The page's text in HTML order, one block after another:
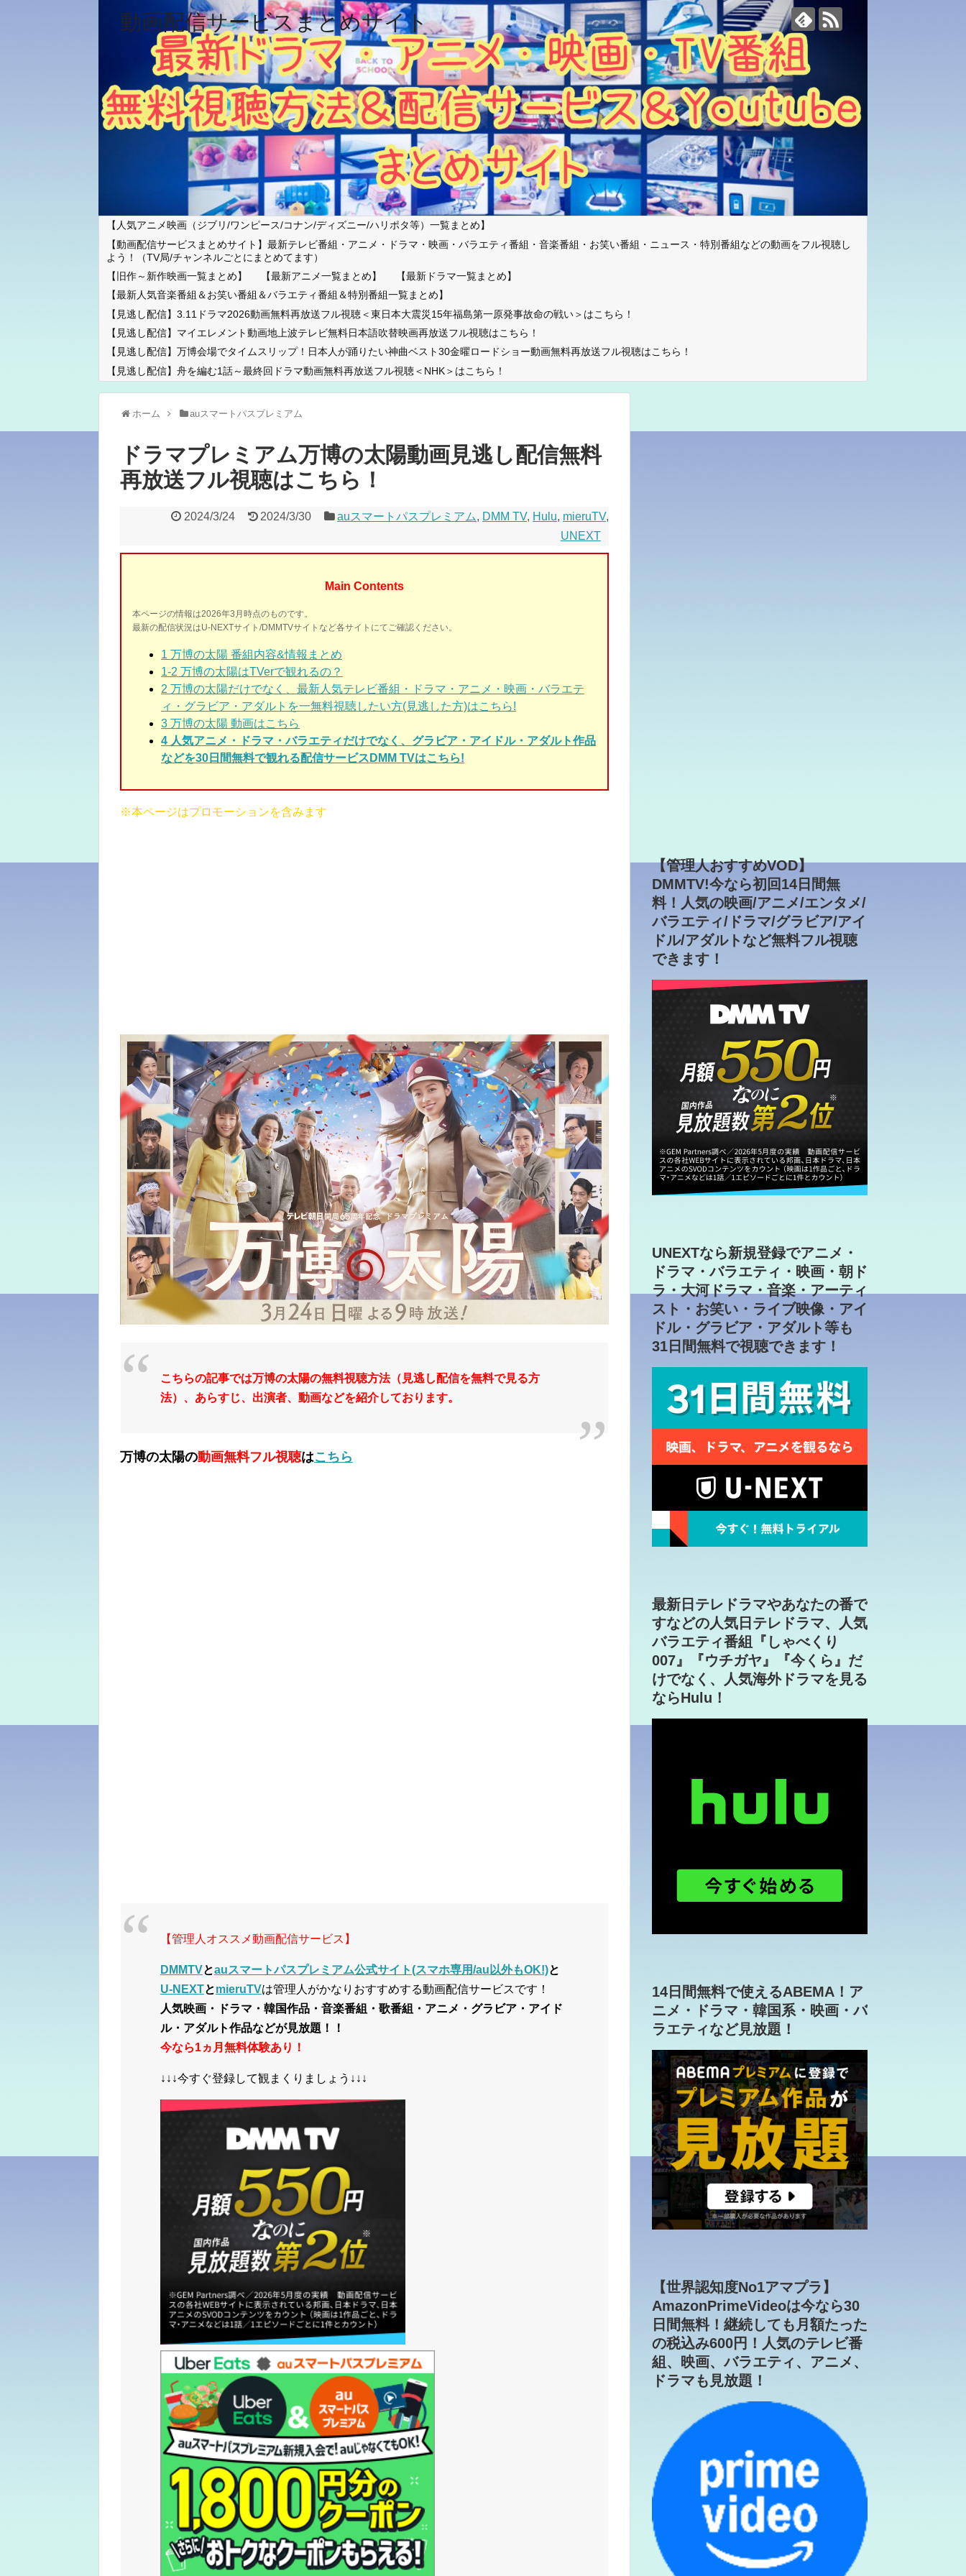
動画配信サービスまとめサイト
【人気アニメ映画（ジブリ/ワンピース/コナン/ディズニー/ハリポタ等）一覧まとめ】
【動画配信サービスまとめサイト】最新テレビ番組・アニメ・ドラマ・映画・バラエティ番組・音楽番組・お笑い番組・ニュース・特別番組などの動画をフル視聴し
よう！（TV局/チャンネルごとにまとめてます）
【旧作～新作映画一覧まとめ】
【最新アニメ一覧まとめ】
【最新ドラマ一覧まとめ】
【最新人気音楽番組＆お笑い番組＆バラエティ番組＆特別番組一覧まとめ】
【見逃し配信】3.11ドラマ2026動画無料再放送フル視聴＜東日本大震災15年福島第一原発事故命の戦い＞はこちら！
【見逃し配信】マイエレメント動画地上波テレビ無料日本語吹替映画再放送フル視聴はこちら！
【見逃し配信】万博会場でタイムスリップ！日本人が踊りたい神曲ベスト30金曜ロードショー動画無料再放送フル視聴はこちら！
【見逃し配信】舟を編む1話～最終回ドラマ動画無料再放送フル視聴＜NHK＞はこちら！
ホーム auスマートパスプレミアム
ドラマプレミアム万博の太陽動画見逃し配信無料
再放送フル視聴はこちら！
2024/3/24 2024/3/30 auスマートパスプレミアム, DMM TV, Hulu, mieruTV,
UNEXT
Main Contents
本ページの情報は2026年3月時点のものです。
最新の配信状況はU-NEXTサイト/DMMTVサイトなど各サイトにてご確認ください。
1 万博の太陽 番組内容&情報まとめ
1-2 万博の太陽はTVerで観れるの？
2 万博の太陽だけでなく、最新人気テレビ番組・ドラマ・アニメ・映画・バラエテ
ィ・グラビア・アダルトを一無料視聴したい方(見逃した方)はこちら!
3 万博の太陽 動画はこちら
4 人気アニメ・ドラマ・バラエティだけでなく、グラビア・アイドル・アダルト作品
などを30日間無料で観れる配信サービスDMM TVはこちら!
※本ページはプロモーションを含みます
こちらの記事では万博の太陽の無料視聴方法（見逃し配信を無料で見る方
法）、あらすじ、出演者、動画などを紹介しております。
万博の太陽の動画無料フル視聴はこちら
【管理人オススメ動画配信サービス】
DMMTVとauスマートパスプレミアム公式サイト(スマホ専用/au以外もOK!)と
U-NEXTとmieruTVは管理人がかなりおすすめする動画配信サービスです！
人気映画・ドラマ・韓国作品・音楽番組・歌番組・アニメ・グラビア・アイド
ル・アダルト作品などが見放題！！
今なら1ヵ月無料体験あり！
↓↓↓今すぐ登録して観まくりましょう↓↓↓
【管理人おすすめVOD】
DMMTV!今なら初回14日間無
料！人気の映画/アニメ/エンタメ/
バラエティ/ドラマ/グラビア/アイ
ドル/アダルトなど無料フル視聴
できます！
UNEXTなら新規登録でアニメ・
ドラマ・バラエティ・映画・朝ド
ラ・大河ドラマ・音楽・アーティ
スト・お笑い・ライブ映像・アイ
ドル・グラビア・アダルト等も
31日間無料で視聴できます！
最新日テレドラマやあなたの番で
すなどの人気日テレドラマ、人気
バラエティ番組『しゃべくり
007』『ウチガヤ』『今くら』だ
けでなく、人気海外ドラマを見る
ならHulu！
14日間無料で使えるABEMA！ア
ニメ・ドラマ・韓国系・映画・バ
ラエティなど見放題！
【世界認知度No1アマプラ】
AmazonPrimeVideoは今なら30
日間無料！継続しても月額たった
の税込み600円！人気のテレビ番
組、映画、バラエティ、アニメ、
ドラマも見放題！